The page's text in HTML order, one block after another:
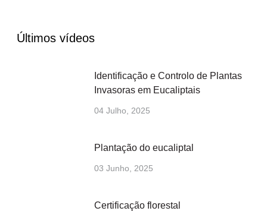
Últimos vídeos
Identificação e Controlo de Plantas
Invasoras em Eucaliptais
04 Julho, 2025
Plantação do eucaliptal
03 Junho, 2025
Certificação florestal